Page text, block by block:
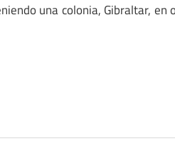
una colonia, Gibraltar, en